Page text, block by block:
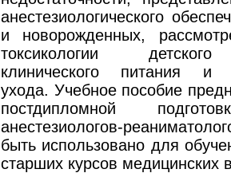
анестезиологического
и новорожденных,
токсикологии
клинического питания и
ухода. Учебное пособие
постдипломной
анестезиологов-
быть использовано для
старших курсов медицинских